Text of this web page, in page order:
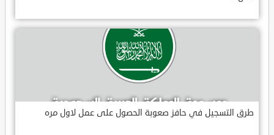
طرق التسجيل في حافز صعوبة الحصول على عمل لاول مره